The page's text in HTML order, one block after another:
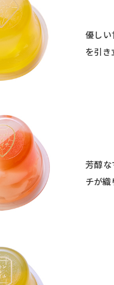
優しい
を引き
芳醇な
チが織